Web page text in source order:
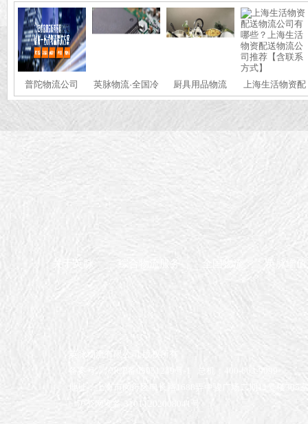
普陀物流公司
英脉物流·全国冷
链·运输服务
厨具用品物流
上海生活物资配
送物流公司有哪
推荐【含联系方
关于英脉 英脉增
英脉物流有限公司 版权所有
地址：上海市闵行区申长路1688弄中骏广场二期11号楼305室
沪公网安备 31011202008041号